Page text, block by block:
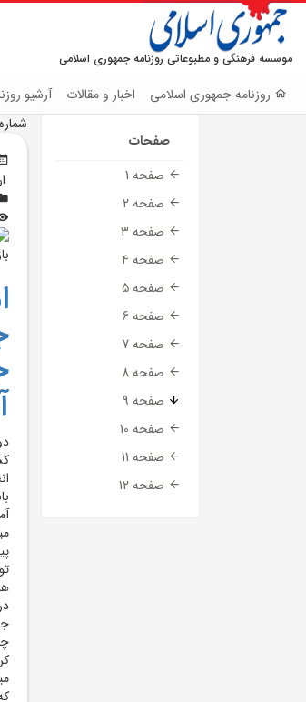
موسسه فرهنگی و مطبوعاتی روزنامه جمهوری اسلامی
روزنامه جمهوری اسلامی اخبار و مقالات آرشیو
صفحات
صفحه 1
صفحه 2
صفحه 3
صفحه 4
صفحه 5
صفحه 6
صفحه 7
صفحه 8
صفحه 9
صفحه 10
صفحه 11
صفحه 12
شماره 13154